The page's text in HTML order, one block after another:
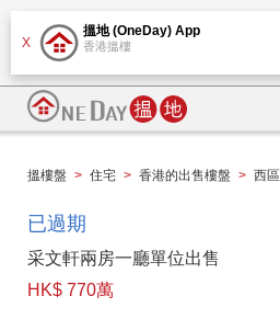
X
搵地 (OneDay) App
香港搵樓
搵樓盤 > 住宅 > 香港的出售樓盤 > 西區
已過期
采文軒兩房一廳單位出售
HK$ 770萬